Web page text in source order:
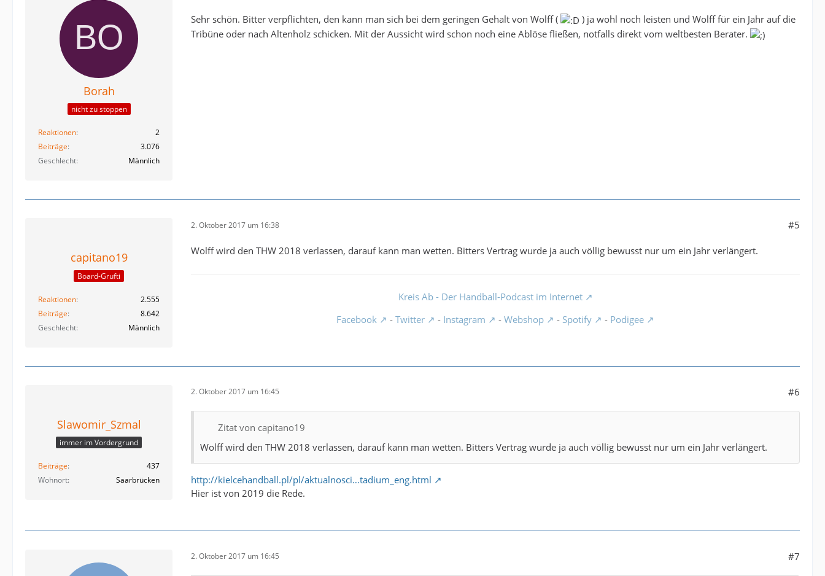
Borah
nicht zu stoppen
Reaktionen
2
Beiträge
3.076
Geschlecht
Männlich
Sehr schön. Bitter verpflichten, den kann man sich bei dem geringen Gehalt von Wolff (
) ja wohl noch leisten und Wolff für ein Jahr auf die
Tribüne oder nach Altenholz schicken. Mit der Aussicht wird schon noch eine Ablöse fließen, notfalls direkt vom weltbesten Berater.
capitano19
Board-Grufti
Reaktionen
2.555
Beiträge
8.642
Geschlecht
Männlich
2. Oktober 2017 um 16:38 #5
Wolff wird den THW 2018 verlassen, darauf kann man wetten. Bitters Vertrag wurde ja auch völlig bewusst nur um ein Jahr verlängert.
Kreis Ab - Der Handball-Podcast im Internet
Facebook
- Twitter - Instagram - Webshop - Spotify - Podigee
Slawomir_Szmal
immer im Vordergrund
Beiträge
437
Wohnort
Saarbrücken
2. Oktober 2017 um 16:45 #6
Zitat von capitano19
Wolff wird den THW 2018 verlassen, darauf kann man wetten. Bitters Vertrag wurde ja auch völlig bewusst nur um ein Jahr verlängert.
http://kielcehandball.pl/pl/aktualnosci…tadium_eng.html
Hier ist von 2019 die Rede.
2. Oktober 2017 um 16:45 #7